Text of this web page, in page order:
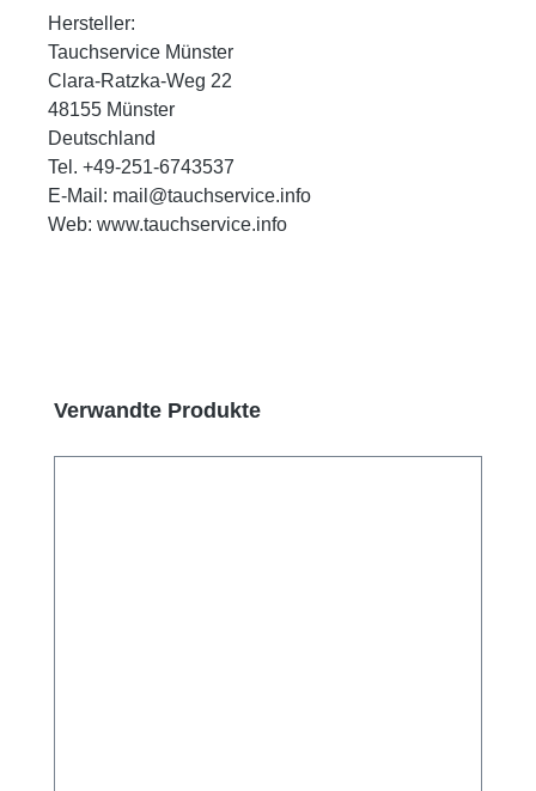
Hersteller:
Tauchservice Münster
Clara-Ratzka-Weg 22
48155 Münster
Deutschland
Tel. +49-251-6743537
E-Mail: mail@tauchservice.info
Web: www.tauchservice.info
Produktgalerie überspringen
Verwandte Produkte